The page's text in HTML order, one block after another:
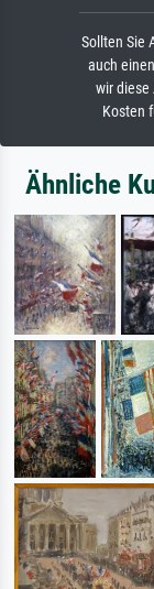
Sollten Sie
auch
wir diese
Kosten
Ähnliche